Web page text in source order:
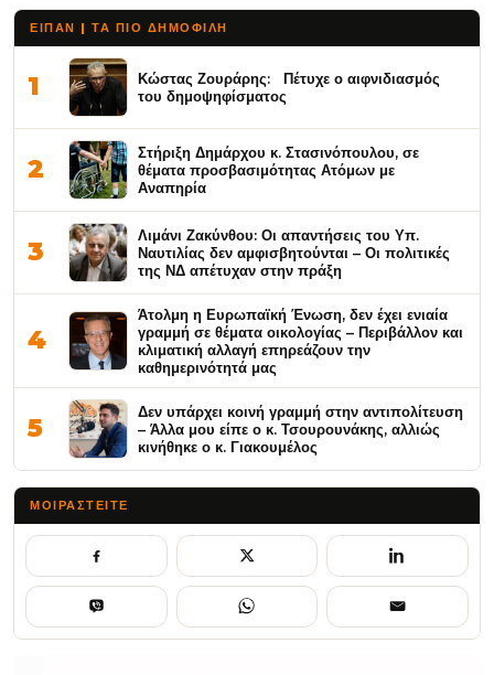
ΕΙΠΑΝ | ΤΑ ΠΙΟ ΔΗΜΟΦΙΛΉ
1
Κώστας Ζουράρης: Πέτυχε ο αιφνιδιασμός
του δημοψηφίσματος
2
Στήριξη Δημάρχου κ. Στασινόπουλου, σε
θέματα προσβασιμότητας Ατόμων με
Αναπηρία
3
Λιμάνι Ζακύνθου: Οι απαντήσεις του Υπ.
Ναυτιλίας δεν αμφισβητούνται – Οι πολιτικές
της ΝΔ απέτυχαν στην πράξη
4
Άτολμη η Ευρωπαϊκή Ένωση, δεν έχει ενιαία
γραμμή σε θέματα οικολογίας – Περιβάλλον και
κλιματική αλλαγή επηρεάζουν την
καθημερινότητά μας
5
Δεν υπάρχει κοινή γραμμή στην αντιπολίτευση
– Άλλα μου είπε ο κ. Τσουρουνάκης, αλλιώς
κινήθηκε ο κ. Γιακουμέλος
ΜΟΙΡΑΣΤΕΊΤΕ